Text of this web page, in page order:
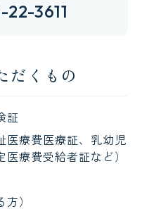
3611
だくもの
証
医療費医療証、乳幼児
療費受給者証など）
）